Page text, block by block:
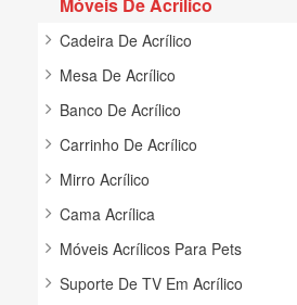
Cadeira De Acrílico
Mesa De Acrílico
Banco De Acrílico
Carrinho De Acrílico
Mirro Acrílico
Cama Acrílica
Móveis Acrílicos Para Pets
Suporte De TV Em Acrílico